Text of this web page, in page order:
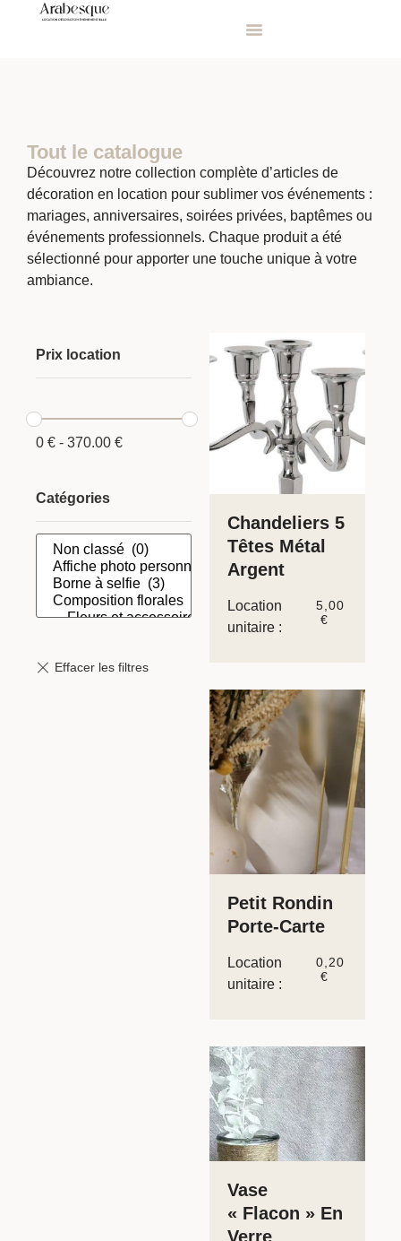
Tout le catalogue
Découvrez notre collection complète d’articles de
décoration en location pour sublimer vos événements :
mariages, anniversaires, soirées privées, baptêmes ou
événements professionnels. Chaque produit a été
sélectionné pour apporter une touche unique à votre
ambiance.
Prix location
0 € - 370.00 €
Catégories
Chandeliers 5
Têtes Métal
Argent
Location
unitaire :
5,00
€
Petit Rondin
Porte-Carte
Location
unitaire :
0,20
€
Vase
« Flacon » En
Verre